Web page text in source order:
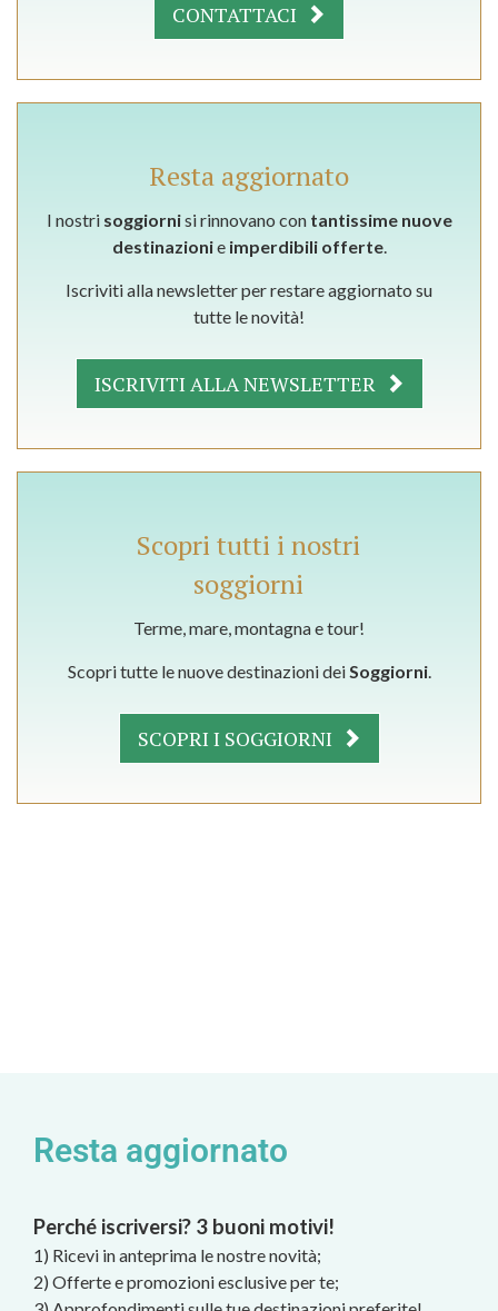
CONTATTACI
Resta aggiornato
I nostri soggiornisi rinnovano con tantissime nuove
destinazionie imperdibili offerte.
Iscriviti alla newsletter per restare aggiornato su
tutte le novità!
ISCRIVITI ALLA NEWSLETTER
Scopri tutti i nostri
soggiorni
Terme, mare, montagna e tour!
Scopri tutte le nuove destinazioni deiSoggiorni.
SCOPRI I SOGGIORNI
Resta aggiornato
Perché iscriversi? 3 buoni motivi!
1) Ricevi in anteprima le nostre novità;
2) Offerte e promozioni esclusive per te;